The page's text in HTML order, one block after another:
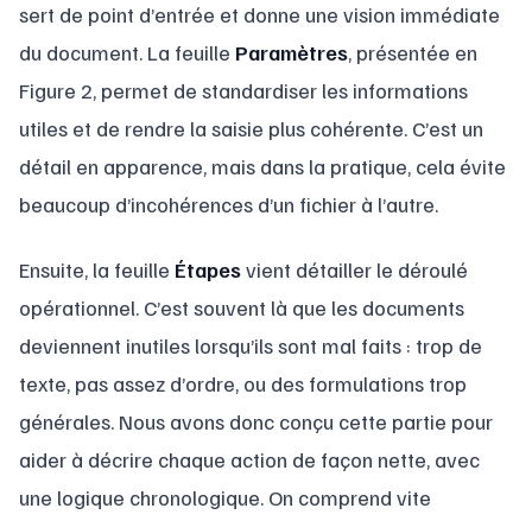
sert de point d’entrée et donne une vision immédiate
du document. La feuille Paramètres, présentée en
Figure 2, permet de standardiser les informations
utiles et de rendre la saisie plus cohérente. C’est un
détail en apparence, mais dans la pratique, cela évite
beaucoup d’incohérences d’un fichier à l’autre.
Ensuite, la feuille Étapesvient détailler le déroulé
opérationnel. C’est souvent là que les documents
deviennent inutiles lorsqu’ils sont mal faits : trop de
texte, pas assez d’ordre, ou des formulations trop
générales. Nous avons donc conçu cette partie pour
aider à décrire chaque action de façon nette, avec
une logique chronologique. On comprend vite